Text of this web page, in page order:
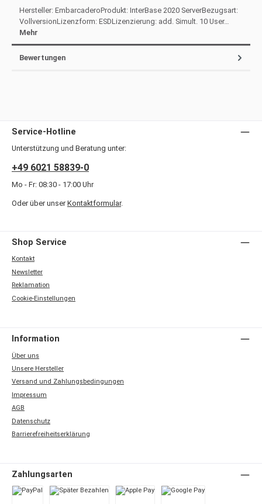
Hersteller: EmbarcaderoProdukt: InterBase 2020 ServerBezugsart:
VollversionLizenzform: ESDLizenzierung: add. Simult. 10 User…
Mehr
Bewertungen
Service-Hotline
Unterstützung und Beratung unter:
+49 6021 58839-0
Mo - Fr: 08:30 - 17:00 Uhr
Oder über unser Kontaktformular.
Shop Service
Kontakt
Newsletter
Reklamation
Cookie-Einstellungen
Information
Über uns
Unsere Hersteller
Versand und Zahlungsbedingungen
Impressum
AGB
Datenschutz
Barrierefreiheitserklärung
Zahlungsarten